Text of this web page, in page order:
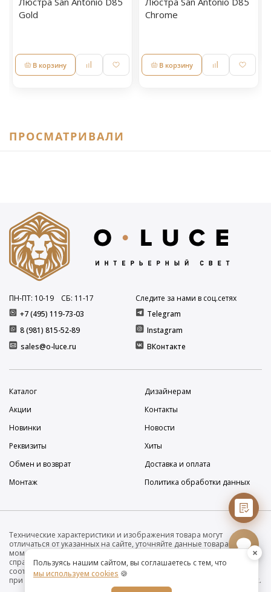
Gold
В корзину
Chrome
В корзину
ПРОСМАТРИВАЛИ
+7 (495) 119-73-03
8 (981) 815-52-89
ПН-ПТ: 10-19 СБ: 11-17
sales@o-luce.ru
Следите за нами в соц.сетях
Telegram
Instagram
ВКонтакте
Каталог
Дизайнерам
Акции
Контакты
Новинки
Новости
Реквизиты
Хиты
Обмен и возврат
Доставка и оплата
Монтаж
Политика обработки данных
Технические характеристики и изображения товара могут
отличаться от указанных на сайте, уточняйте данные товара на
момент покупки и оплаты. Вся информация на сайте о товарах носит
справочный характер и не является публичной офертой в
соответствии с пунктом 2 статьи 437 ГК РФ. Убедительно просим Вас
при покупке проверять наличие желаемых функций и характеристик.
Пользуясь нашим сайтом, вы соглашаетесь с тем, что
мы используем cookies 🍪
×